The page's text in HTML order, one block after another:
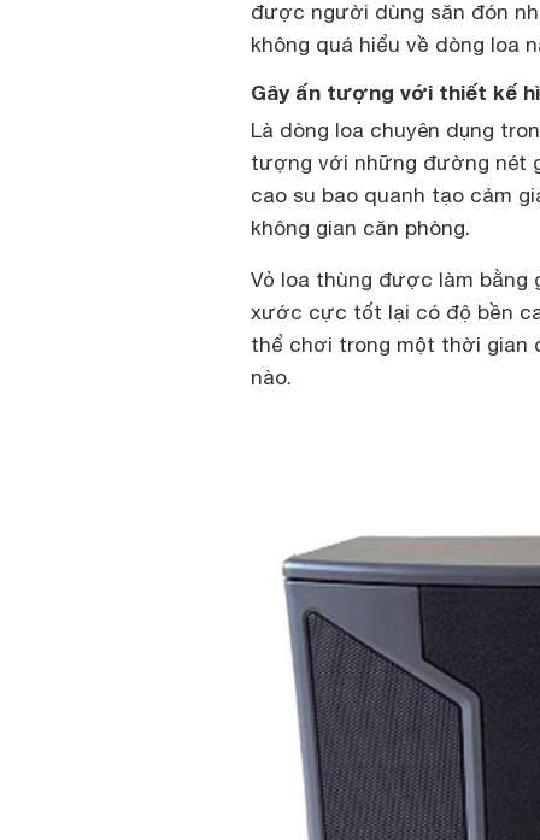
được người dùng săn đón
không quá hiểu về dòng loa
Gây ấn tượng với thiết kế
Là dòng loa chuyên dụng
tượng với những đường nét
cao su bao quanh tạo cảm
không gian căn phòng.
Vỏ loa thùng được làm bằng
xước cực tốt lại có độ bền
thể chơi trong một thời gian
nào.